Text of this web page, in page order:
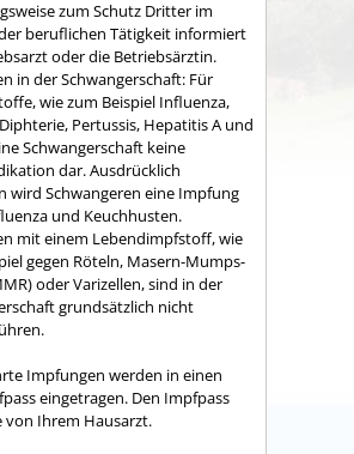
zum Schutz Dritter im
beruflichen Tätigkeit informiert
oder die Betriebsärztin.
in der Schwangerschaft: Für
wie zum Beispiel Influenza,
Pertussis, Hepatitis A und
Schwangerschaft keine
dar. Ausdrücklich
wird Schwangeren eine Impfung
und Keuchhusten.
mit einem Lebendimpfstoff, wie
gegen Röteln, Masern-Mumps-
oder Varizellen, sind in der
grundsätzlich nicht
Impfungen werden in einen
eingetragen. Den Impfpass
von Ihrem Hausarzt.